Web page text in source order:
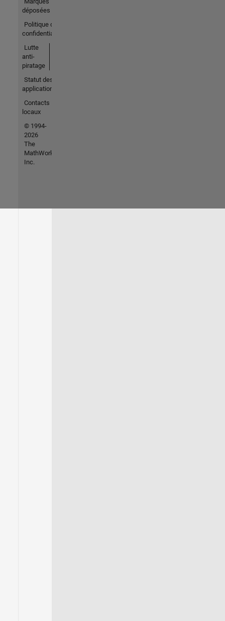
déposées
Politique de
confidentialité
Lutte
anti-
piratage
Statut des
applications
Contacts
locaux
© 1994-
2026
The
MathWorks,
Inc.